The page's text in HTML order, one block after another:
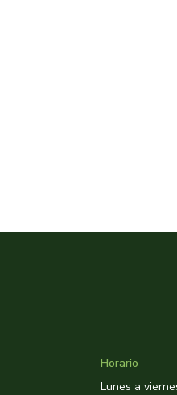
Horario
Lunes a